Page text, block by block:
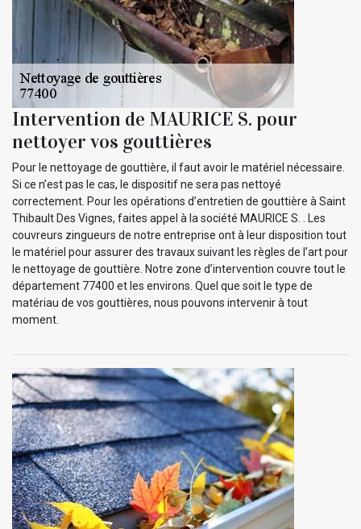
Intervention de MAURICE S. pour
nettoyer vos gouttières
Pour le nettoyage de gouttière, il faut avoir le matériel nécessaire.
Si ce n’est pas le cas, le dispositif ne sera pas nettoyé
correctement. Pour les opérations d’entretien de gouttière à Saint
Thibault Des Vignes, faites appel à la société MAURICE S. . Les
couvreurs zingueurs de notre entreprise ont à leur disposition tout
le matériel pour assurer des travaux suivant les règles de l’art pour
le nettoyage de gouttière. Notre zone d’intervention couvre tout le
département 77400 et les environs. Quel que soit le type de
matériau de vos gouttières, nous pouvons intervenir à tout
moment.